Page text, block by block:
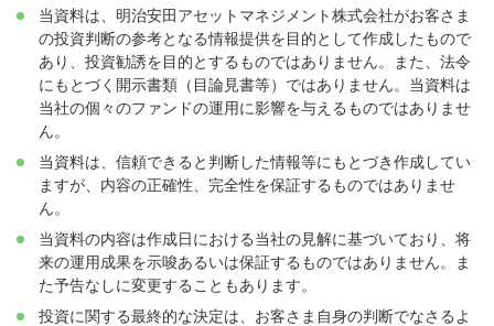
当資料は、明治安田アセットマネジメント株式会社がお客さま
の投資判断の参考となる情報提供を目的として作成したもので
あり、投資勧誘を目的とするものではありません。また、法令
にもとづく開示書類（目論見書等）ではありません。当資料は
当社の個々のファンドの運用に影響を与えるものではありませ
ん。
当資料は、信頼できると判断した情報等にもとづき作成してい
ますが、内容の正確性、完全性を保証するものではありませ
ん。
当資料の内容は作成日における当社の見解に基づいており、将
来の運用成果を示唆あるいは保証するものではありません。ま
た予告なしに変更することもあります。
投資に関する最終的な決定は、お客さま自身の判断でなさるよ